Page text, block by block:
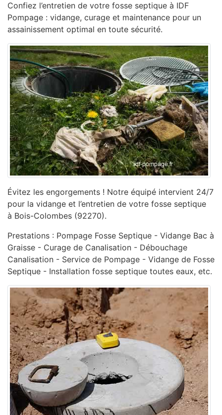
Confiez l’entretien de votre fosse septique à IDF
Pompage : vidange, curage et maintenance pour un
assainissement optimal en toute sécurité.
Évitez les engorgements ! Notre équipé intervient 24/7
pour la vidange et l’entretien de votre fosse septique
à Bois-Colombes (92270).
Prestations : Pompage Fosse Septique - Vidange Bac à
Graisse - Curage de Canalisation - ‎Débouchage
Canalisation - ‎Service de Pompage - ‎Vidange de Fosse
Septique - Installation fosse septique toutes eaux, etc.